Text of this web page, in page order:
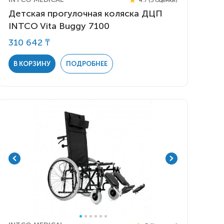
Детская прогулочная коляска ДЦП
INTCO Vita Buggy 7100
310 642 ₸
В КОРЗИНУ ПОДРОБНЕЕ